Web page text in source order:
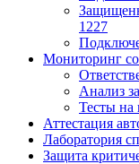
1227
Мониторинг
Анализ
Тесты на
Аттестация
Лаборатория
Защита